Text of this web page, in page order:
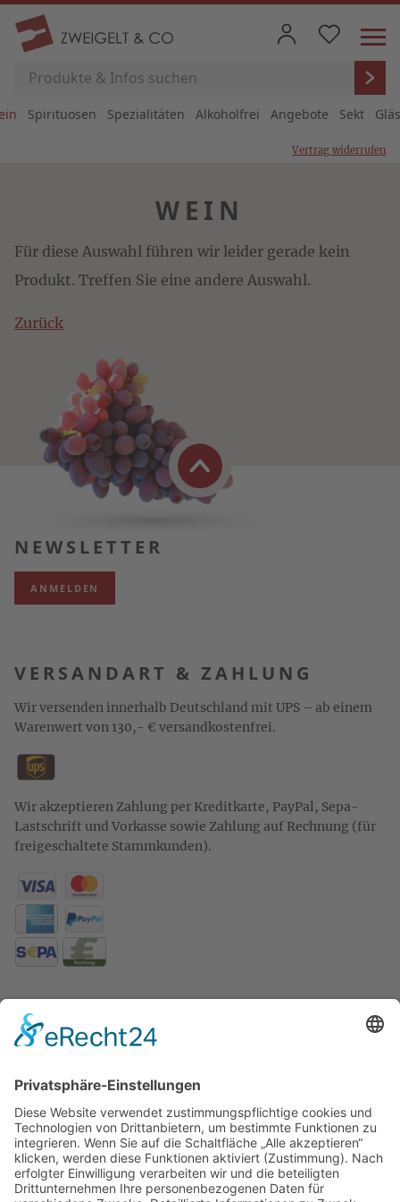
Spirituosen Spezialitäten Alkoholfrei Angebote Sekt
Vertrag widerrufen
WEIN
Für diese Auswahl führen wir leider gerade kein
Produkt. Treffen Sie eine andere Auswahl.
Zurück
NEWSLETTER
ANMELDEN
VERSANDART & ZAHLUNG
Wir versenden innerhalb Deutschland mit UPS – ab einem
Warenwert von 130,- € versandkostenfrei.
Wir akzeptieren Zahlung per Kreditkarte, PayPal, Sepa-
Lastschrift und Vorkasse sowie Zahlung auf Rechnung (für
freigeschaltete Stammkunden).
KONTAKT
Daimlerstr. 21
50859 Köln
Telefon: 02234 802701
Fax: 02234 986145
Abholung und Verkauf